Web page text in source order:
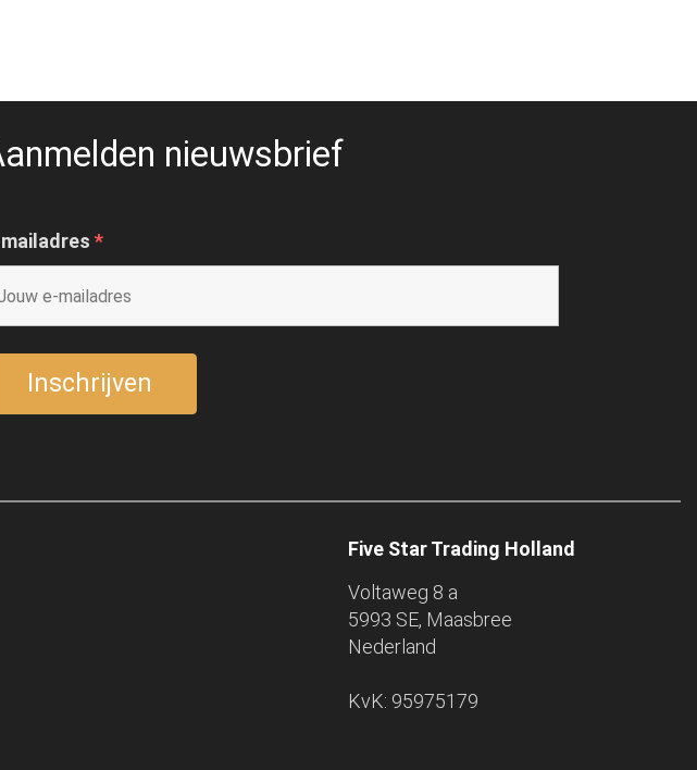
nieuwsbrief
*
Five Star Trading Holland
Voltaweg 8 a
5993 SE, Maasbree
Nederland
KvK: 95975179